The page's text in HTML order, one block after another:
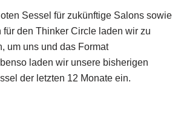
Sessel für zukünftige Salons sowie
den Thinker Circle laden wir zu
um uns und das Format
laden wir unsere bisherigen
der letzten 12 Monate ein.